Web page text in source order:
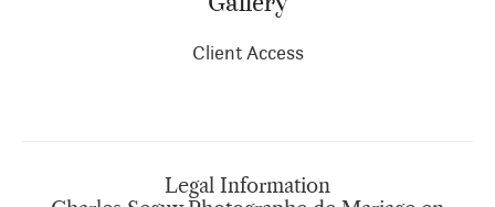
Client Access
Legal Information